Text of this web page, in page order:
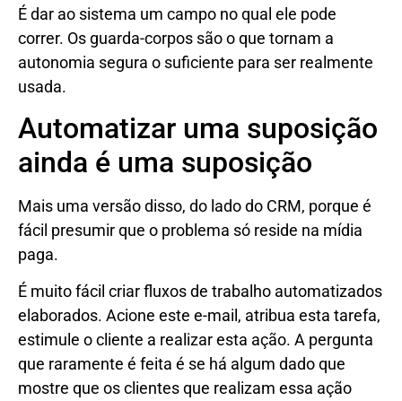
É dar ao sistema um campo no qual ele pode
correr. Os guarda-corpos são o que tornam a
autonomia segura o suficiente para ser realmente
usada.
Automatizar uma suposição
ainda é uma suposição
Mais uma versão disso, do lado do CRM, porque é
fácil presumir que o problema só reside na mídia
paga.
É muito fácil criar fluxos de trabalho automatizados
elaborados. Acione este e-mail, atribua esta tarefa,
estimule o cliente a realizar esta ação. A pergunta
que raramente é feita é se há algum dado que
mostre que os clientes que realizam essa ação